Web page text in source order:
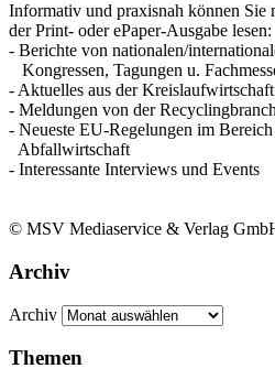
Informativ und praxisnah können Sie
der Print- oder ePaper-Ausgabe lesen:
- Berichte von nationalen/
Kongressen, Tagungen u.
- Aktuelles aus der Kreislaufwirtschaft
- Meldungen von der
- Neueste EU-Regelungen im
Abfallwirtschaft
- Interessante Interviews und Events
© MSV Mediaservice & Verlag
Archiv
Archiv
Themen